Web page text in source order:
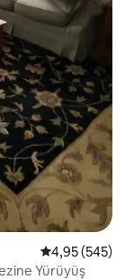
5 üzerinden
4,95 (545)
Yürüyüş